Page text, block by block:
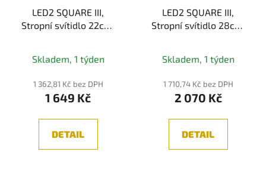
LED2 SQUARE III,
Stropní svítidlo 22cm,
Skladem, 1 týden
1 362,81 Kč bez DPH
1 649 Kč
DETAIL
LED2 SQUARE III,
Stropní svítidlo 28cm,
Skladem, 1 týden
1 710,74 Kč bez DPH
2 070 Kč
DETAIL